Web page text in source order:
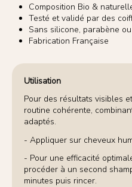
Composition Bio &
Testé et validé par des
Sans silicone, parabène
Fabrication Française
Utilisation
Pour des résultats visibles
routine cohérente,
adaptés.
- Appliquer sur cheveux
- Pour une efficacité
procéder à un second
minutes puis rincer.